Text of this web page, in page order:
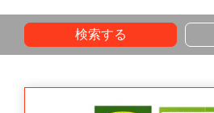
検索する